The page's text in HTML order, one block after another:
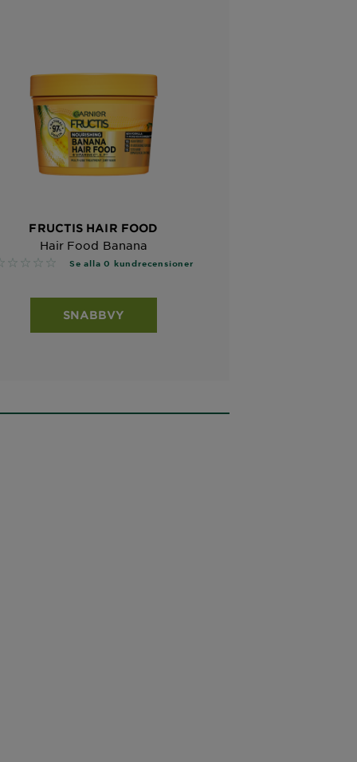
FRUCTIS HAIR FOOD
Hair Food Banana
reviews Se alla 0 kundrecensioner
SNABBVY